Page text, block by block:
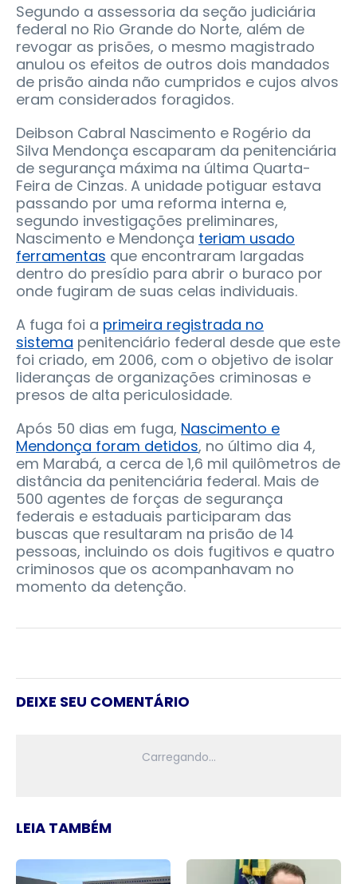
Segundo a assessoria da seção judiciária
federal no Rio Grande do Norte, além de
revogar as prisões, o mesmo magistrado
anulou os efeitos de outros dois mandados
de prisão ainda não cumpridos e cujos alvos
eram considerados foragidos.
Deibson Cabral Nascimento e Rogério da
Silva Mendonça escaparam da penitenciária
de segurança máxima na última Quarta-
Feira de Cinzas. A unidade potiguar estava
passando por uma reforma interna e,
segundo investigações preliminares,
Nascimento e Mendonça teriam usado
ferramentas que encontraram largadas
dentro do presídio para abrir o buraco por
onde fugiram de suas celas individuais.
A fuga foi a primeira registrada no
sistema penitenciário federal desde que este
foi criado, em 2006, com o objetivo de isolar
lideranças de organizações criminosas e
presos de alta periculosidade.
Após 50 dias em fuga, Nascimento e
Mendonça foram detidos, no último dia 4,
em Marabá, a cerca de 1,6 mil quilômetros de
distância da penitenciária federal. Mais de
500 agentes de forças de segurança
federais e estaduais participaram das
buscas que resultaram na prisão de 14
pessoas, incluindo os dois fugitivos e quatro
criminosos que os acompanhavam no
momento da detenção.
DEIXE SEU COMENTÁRIO
LEIA TAMBÉM